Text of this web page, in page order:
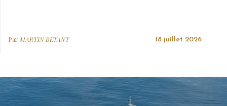
ParMARTIN BETANT 18 juillet 2026